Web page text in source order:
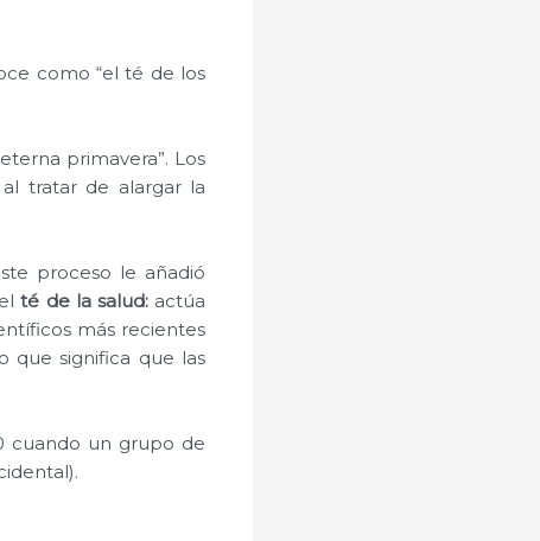
como “el té de los
primavera”. Los
tratar de alargar la
proceso le añadió
elté de la salud:actúa
más recientes
que significa que las
cuando un grupo de